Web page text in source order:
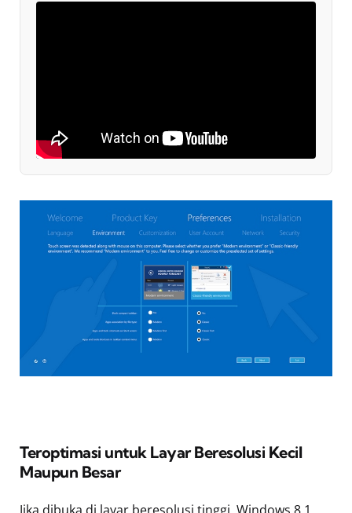
Teroptimasi untuk Layar Beresolusi Kecil
Maupun Besar